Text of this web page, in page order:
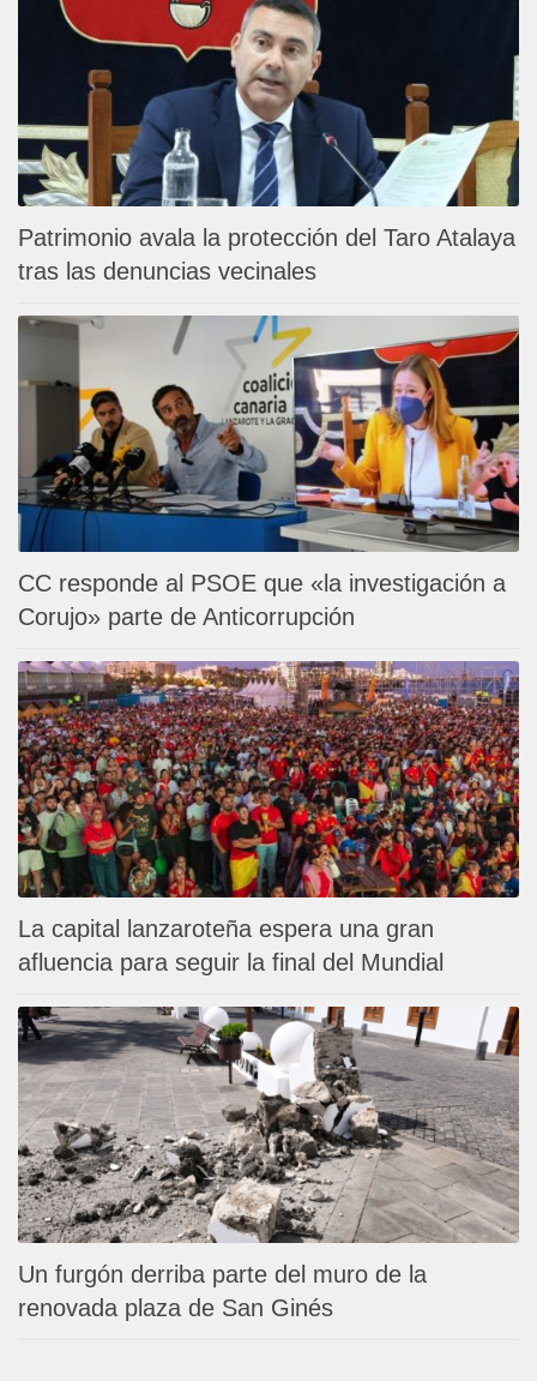
Patrimonio avala la protección del Taro Atalaya
tras las denuncias vecinales
CC responde al PSOE que «la investigación a
Corujo» parte de Anticorrupción
La capital lanzaroteña espera una gran
afluencia para seguir la final del Mundial
Un furgón derriba parte del muro de la
renovada plaza de San Ginés